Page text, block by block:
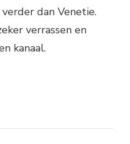
dan Venetie.
verrassen en
kanaal.